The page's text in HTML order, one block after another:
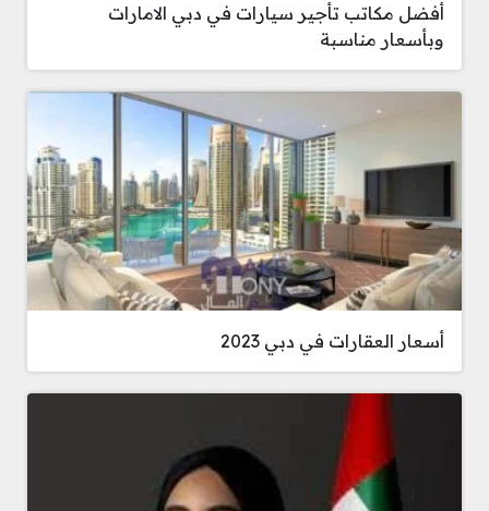
أفضل مكاتب تأجير سيارات في دبي الامارات
وبأسعار مناسبة
أسعار العقارات في دبي 2023